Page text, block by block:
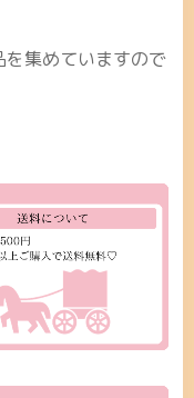
集めていますので